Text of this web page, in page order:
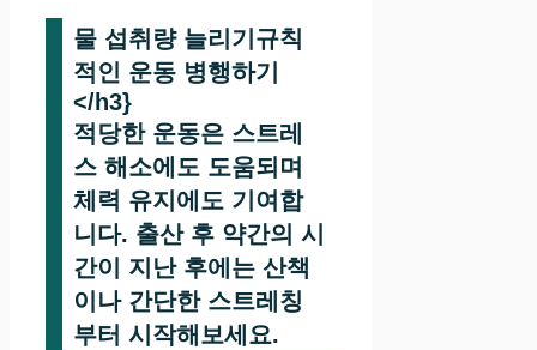
물 섭취량 늘리기규칙
적인 운동 병행하기
</h3}
적당한 운동은 스트레
스 해소에도 도움되며
체력 유지에도 기여합
니다. 출산 후 약간의 시
간이 지난 후에는 산책
이나 간단한 스트레칭
부터 시작해보세요.